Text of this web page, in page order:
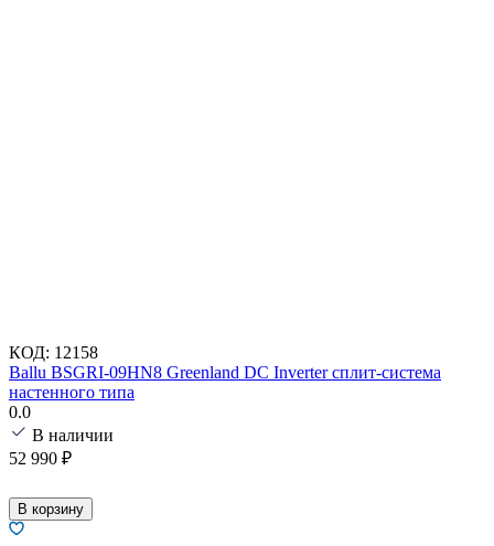
КОД: 12158
Ballu BSGRI-09HN8 Greenland DC Inverter сплит-система
настенного типа
0.0
В наличии
52 990 ₽
В корзину